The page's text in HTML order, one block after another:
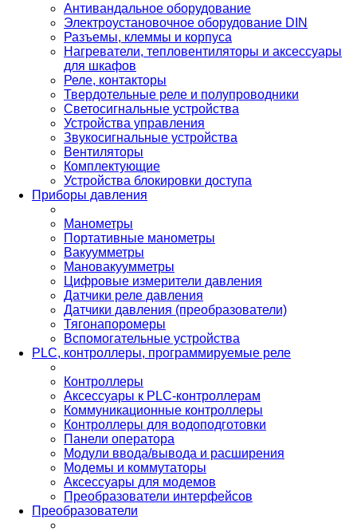
Антивандальное оборудование
Электроустановочное оборудование DIN
Разъемы, клеммы и корпуса
Нагреватели, тепловентиляторы и аксессуары
для шкафов
Реле, контакторы
Твердотельные реле и полупроводники
Светосигнальные устройства
Устройства управления
Звукосигнальные устройства
Вентиляторы
Комплектующие
Устройства блокировки доступа
Приборы давления
Манометры
Портативные манометры
Вакуумметры
Мановакуумметры
Цифровые измерители давления
Датчики реле давления
Датчики давления (преобразователи)
Тягонапоромеры
Вспомогательные устройства
PLС, контроллеры, программируемые реле
Контроллеры
Аксессуары к PLC-контроллерам
Коммуникационные контроллеры
Контроллеры для водоподготовки
Панели оператора
Модули ввода/вывода и расширения
Модемы и коммутаторы
Аксессуары для модемов
Преобразователи интерфейсов
Преобразователи